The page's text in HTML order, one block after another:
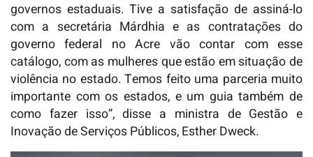
governos estaduais. Tive a satisfação de assiná-lo
com a secretária Márdhia e as contratações do
governo federal no Acre vão contar com esse
catálogo, com as mulheres que estão em situação de
violência no estado. Temos feito uma parceria muito
importante com os estados, e um guia também de
como fazer isso”, disse a ministra de Gestão e
Inovação de Serviços Públicos, Esther Dweck.